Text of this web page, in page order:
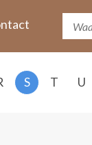
S T U